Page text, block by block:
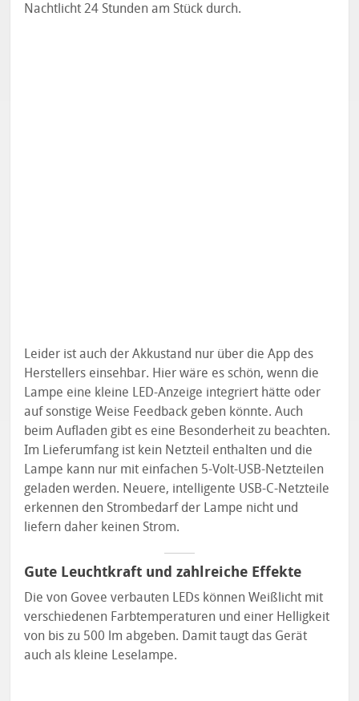
Nachtlicht 24 Stunden am Stück durch.
Leider ist auch der Akkustand nur über die App des
Herstellers einsehbar. Hier wäre es schön, wenn die
Lampe eine kleine LED-Anzeige integriert hätte oder
auf sonstige Weise Feedback geben könnte. Auch
beim Aufladen gibt es eine Besonderheit zu beachten.
Im Lieferumfang ist kein Netzteil enthalten und die
Lampe kann nur mit einfachen 5-Volt-USB-Netzteilen
geladen werden. Neuere, intelligente USB-C-Netzteile
erkennen den Strombedarf der Lampe nicht und
liefern daher keinen Strom.
Gute Leuchtkraft und zahlreiche Effekte
Die von Govee verbauten LEDs können Weißlicht mit
verschiedenen Farbtemperaturen und einer Helligkeit
von bis zu 500 lm abgeben. Damit taugt das Gerät
auch als kleine Leselampe.